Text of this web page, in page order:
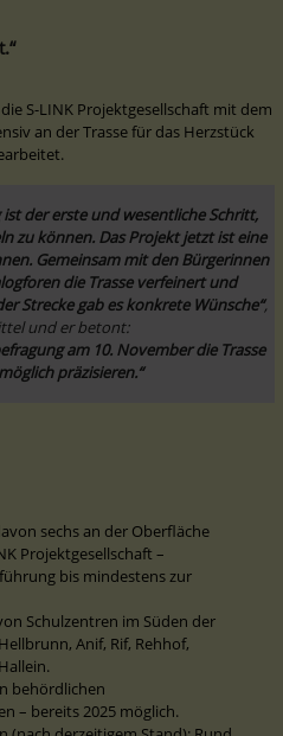
S-LINK Projektgesellschaft mit dem
an der Trasse für das Herzstück
der erste und wesentliche Schritt,
zu können. Das Projekt jetzt ist eine
Gemeinsam mit den Bürgerinnen
die Trasse verfeinert und
Strecke gab es konkrete Wünsche“,
und er betont:
am 10. November die Trasse
präzisieren.“
sechs an der Oberfläche
Projektgesellschaft –
bis mindestens zur
Schulzentren im Süden der
Anif, Rif, Rehhof,
behördlichen
– bereits 2025 möglich.